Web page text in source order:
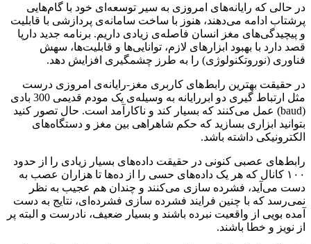
در حالی که رایانه‌‌‌های امروزی به سیر توسعه‌‌‌ای خود با گام‌‌‌هایی
پرشتاب ادامه می‌‌دهند، هنوز با ساخت سامانه‌‌‌ی پردازشی با قابلیت
و پیچیدگی‌‌‌های مغز انسان فاصله‌‌‌ی زیادی داریم. برنامه جدید دارپا
قصد دارد با بهبود ابزارهای لازم، توانایی‌‌‌ها و قابلیت‌‌‌ها، سهش
فناوری (نوروتکنولوژی) را به طرز چشمگیری افزایش دهد.
در حقیقت بهترین رابط‌‌‌های کاربری مغز-رایانه‌‌‌ی امروزی درست
مثل ارتباط گیری دو ابررایانه به وسیله‌‌‌ی یک مودم قدیمی 300 بادی
(baud) عمل می‌‌کنند که بسیار کند و ناکارآمد است. حال تصور کنید
بتوانید ابزاری بسازید که حکم شاهراهی بین مغز و دستگاه‌‌‌های
الکترونیکی داشته باشد.
رابط‌‌‌های عصبی کنونی در حقیقت داده‌‌‌های بسیار زیادی را از حدود
۱۰۰ کانال که هر یک داده‌‌‌های حسی را از ده‌‌‌ها تا هزاران عصب به
دست می‌‌آید، فشرده سازی می‌‌کنند و چندان هم عجیب به نظر
نمی‌‌رسد که با چنین فرایند فشرده سازی فشرده‌ای، نتایج به دست
آمده بویی از واقعیت نبرده باشند و بسیار ضعیف، نادرست و البته پر
از نویز و خطا باشند.